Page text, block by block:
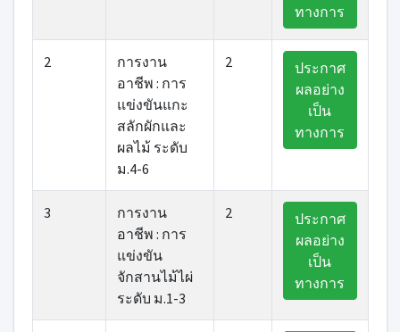
ทางการ
2
การงาน
อาชีพ : การ
แข่งขันแกะ
สลักผักและ
ผลไม้ ระดับ
ม.4-6
2
ประกาศ
ผลอย่าง
เป็น
ทางการ
3
การงาน
อาชีพ : การ
แข่งขัน
จักสานไม้ไผ่
ระดับ ม.1-3
2
ประกาศ
ผลอย่าง
เป็น
ทางการ